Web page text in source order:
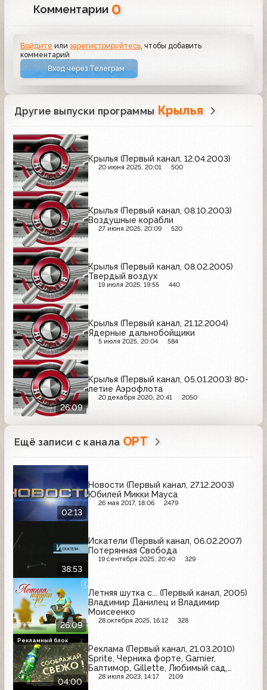
Комментарии 0
Войдите илизарегистрируйтесь , чтобы добавить
комментарий
Вход через Телеграм
Другие выпуски программы Крылья
Крылья (Первый канал, 12.04.2003)
20 июня 2025, 20:01 500
Крылья (Первый канал, 08.10.2003)
Воздушные корабли
27 июня 2025, 20:09 520
Крылья (Первый канал, 08.02.2005)
Твердый воздух
19 июля 2025, 19:55 440
Крылья (Первый канал, 21.12.2004)
Ядерные дальнобойщики
5 июля 2025, 20:04 584
26:09
Крылья (Первый канал, 05.01.2003) 80-
летие Аэрофлота
20 декабря 2020, 20:41 2050
Ещё записи с канала ОРТ
02:13
Новости (Первый канал, 27.12.2003)
Юбилей Микки Мауса
26 мая 2017, 18:06 2479
38:53
Искатели (Первый канал, 06.02.2007)
Потерянная Свобода
19 сентября 2025, 20:40 329
26:09
Летняя шутка с... (Первый канал, 2005)
Владимир Данилец и Владимир
Моисеенко
28 октября 2025, 16:12 328
04:00
Реклама (Первый канал, 21.03.2010)
Sprite, Черника форте, Garnier,
Балтимор, Gillette, Любимый сад,
Лесной бальзам, Tide, Имунеле, Vichy,
28 июля 2023, 14:17 2109
Рекламный блок